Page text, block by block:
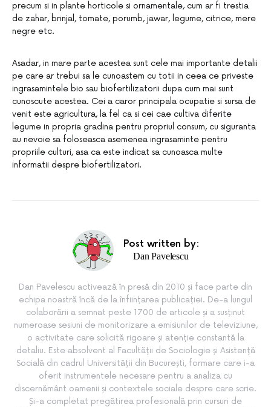
precum si in plante horticole si ornamentale, cum ar fi trestia
de zahar, brinjal, tomate, porumb, jawar, legume, citrice, mere
negre etc.
Asadar, in mare parte acestea sunt cele mai importante detalii
pe care ar trebui sa le cunoastem cu totii in ceea ce priveste
ingrasamintele bio sau biofertilizatorii dupa cum mai sunt
cunoscute acestea. Cei a caror principala ocupatie si sursa de
venit este agricultura, la fel ca si cei cae cultiva diferite
legume in propria gradina pentru propriul consum, cu siguranta
au nevoie sa foloseasca asemenea ingrasaminte pentru
propriile culturi, asa ca este indicat sa cunoasca multe
informatii despre biofertilizatori.
Post written by:
Dan Pavelescu
Dan Pavelescu activează în presă din 2010 și face parte din
echipa noastră încă de la înființarea publicației. De-a lungul
colaborării a semnat peste 1700 de articole și a susținut
numeroase sesiuni de monitorizare a emisiunilor de televiziune,
o activitate care solicită rigoare și atenție constantă la
detaliu. Este absolvent al Facultății de Sociologie și Asistență
Socială din cadrul Universității din București, formare care i-a
oferit instrumentele necesare pentru a analiza cu
discernământ oamenii și contextele sociale despre care scrie.
Și-a completat pregătirea profesională prin cursuri de